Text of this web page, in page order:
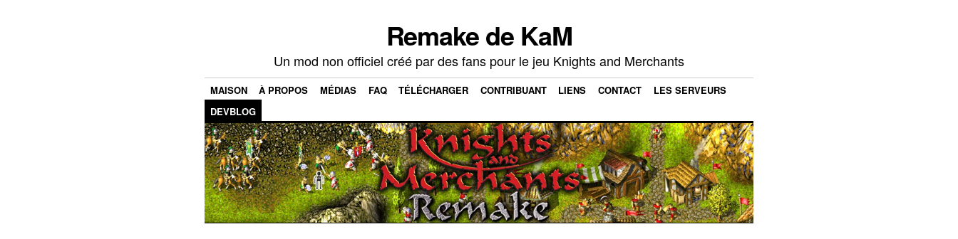
Remake de KaM
Un mod non officiel créé par des fans pour le jeu Knights and Merchants
MAISON À PROPOS MÉDIAS FAQ TÉLÉCHARGER CONTRIBUANT LIENS CONTACT
LES SERVEURS
DEVBLOG